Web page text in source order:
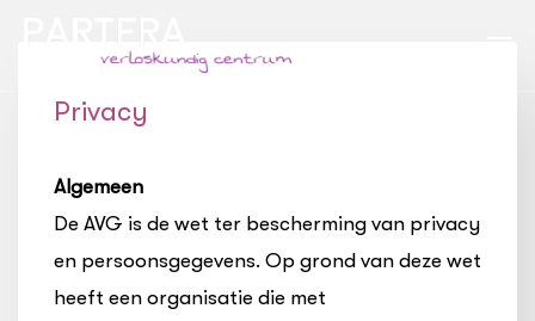
navigation
Privacy
Algemeen
De AVG is de wet ter bescherming van privacy
en persoonsgegevens. Op grond van deze wet
heeft een organisatie die met